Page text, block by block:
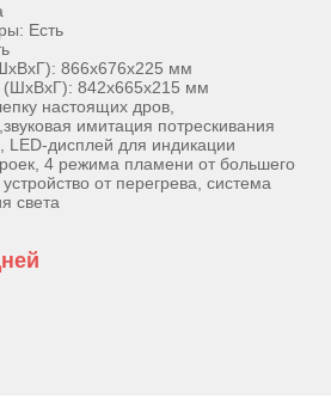
Есть
866х676х225 мм
842х665х215 мм
настоящих дров,
имитация потрескивания
LED-дисплей для индикации
4 режима пламени от большего
от перегрева, система
света